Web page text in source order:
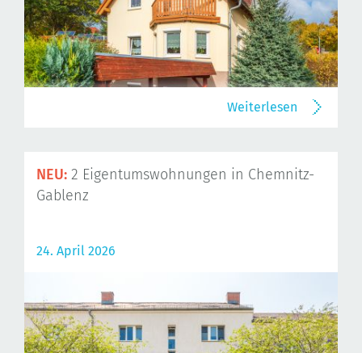
Weiterlesen
NEU: 2 Eigentumswohnungen in Chemnitz-
Gablenz
24. April 2026